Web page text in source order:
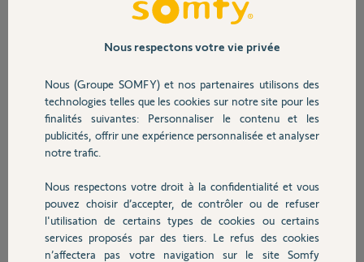
Sécurité
Domotique
Chauffage
Autres produits
je viens d'acheter un thermostat connecté filaire,
malheureusement le bruit d'enclenchement et déclenchement du
y a t'il moyen de faire qq chose ?
Gérald
il y a plus de 7 ans
Nous respectons votre vie privée
Nous (Groupe SOMFY) et nos partenaires utilisons des
technologies telles que les cookies sur notre site pour les
finalités suivantes: Personnaliser le contenu et les
publicités, offrir une expérience personnalisée et analyser
notre trafic.
Nous respectons votre droit à la confidentialité et vous
pouvez choisir d’accepter, de contrôler ou de refuser
l'utilisation de certains types de cookies ou certains
services proposés par des tiers. Le refus des cookies
n’affectera pas votre navigation sur le site Somfy